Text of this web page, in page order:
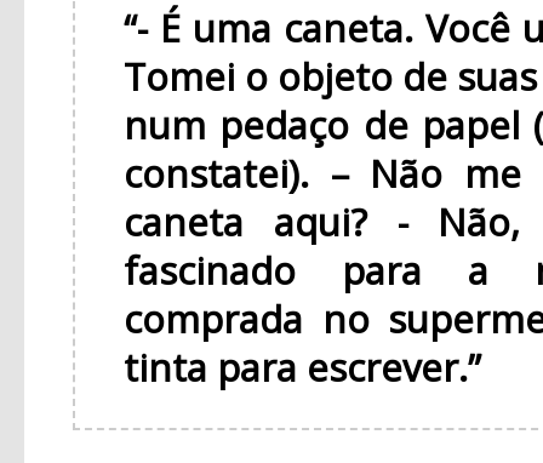
“- É uma caneta. Você
Tomei o objeto de
num pedaço de
constatei). – Não
caneta aqui?
- Não,
fascinado para a
comprada no
tinta para escrever.”